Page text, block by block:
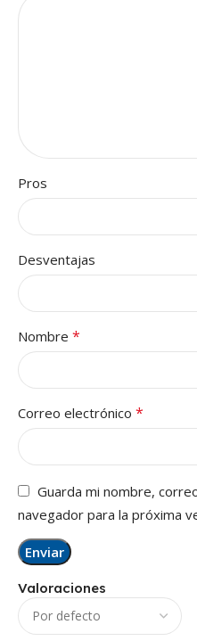
Valoraciones
Pros
Desventajas
Nombre *
Correo electrónico *
Guarda mi nombre,
navegador para la próxima